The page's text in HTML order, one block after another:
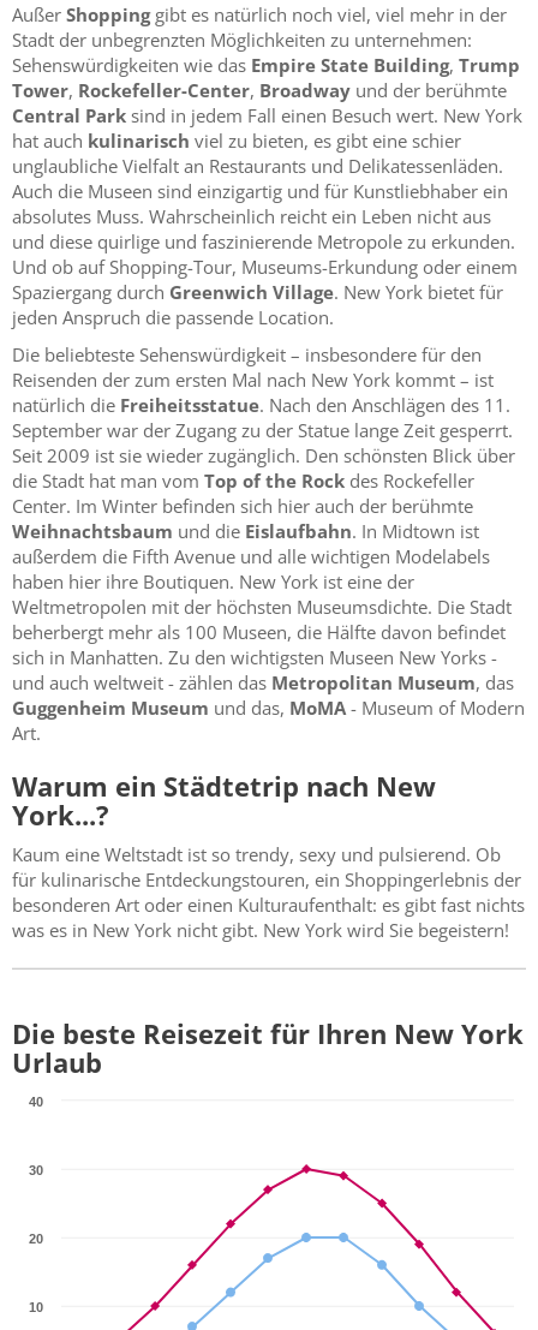
Außer Shoppinggibt es natürlich noch viel, viel mehr in der
Stadt der unbegrenzten Möglichkeiten zu unternehmen:
Sehenswürdigkeiten wie das Empire State Building, Trump
Tower, Rockefeller-Center, Broadway und der berühmte
Central Park sind in jedem Fall einen Besuch wert. New York
hat auch kulinarisch viel zu bieten, es gibt eine schier
unglaubliche Vielfalt an Restaurants und Delikatessenläden.
Auch die Museen sind einzigartig und für Kunstliebhaber ein
absolutes Muss. Wahrscheinlich reicht ein Leben nicht aus
und diese quirlige und faszinierende Metropole zu erkunden.
Und ob auf Shopping-Tour, Museums-Erkundung oder einem
Spaziergang durch Greenwich Village. New York bietet für
jeden Anspruch die passende Location.
Die beliebteste Sehenswürdigkeit – insbesondere für den
Reisenden der zum ersten Mal nach New York kommt – ist
natürlich die Freiheitsstatue. Nach den Anschlägen des 11.
September war der Zugang zu der Statue lange Zeit gesperrt.
Seit 2009 ist sie wieder zugänglich. Den schönsten Blick über
die Stadt hat man vom Top of the Rock des Rockefeller
Center. Im Winter befinden sich hier auch der berühmte
Weihnachtsbaum und die Eislaufbahn. In Midtown ist
außerdem die Fifth Avenue und alle wichtigen Modelabels
haben hier ihre Boutiquen. New York ist eine der
Weltmetropolen mit der höchsten Museumsdichte. Die Stadt
beherbergt mehr als 100 Museen, die Hälfte davon befindet
sich in Manhatten. Zu den wichtigsten Museen New Yorks -
und auch weltweit - zählen das Metropolitan Museum, das
Guggenheim Museum und das, MoMA- Museum of Modern
Art.
Warum ein Städtetrip nach New
York...?
Kaum eine Weltstadt ist so trendy, sexy und pulsierend. Ob
für kulinarische Entdeckungstouren, ein Shoppingerlebnis der
besonderen Art oder einen Kulturaufenthalt: es gibt fast nichts
was es in New York nicht gibt. New York wird Sie begeistern!
Die beste Reisezeit für Ihren New York
Urlaub
10
20
30
40